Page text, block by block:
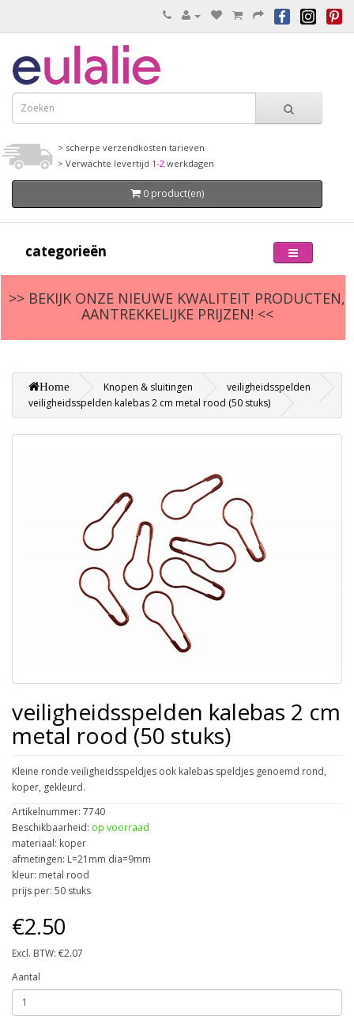
> scherpe verzendkosten tarieven
> Verwachte levertijd 1-2 werkdagen
0 product(en)
categorieën
>> BEKIJK ONZE NIEUWE KWALITEIT PRODUCTEN,
AANTREKKELIJKE PRIJZEN! <<
Home Knopen & sluitingen
veiligheidsspelden
veiligheidsspelden kalebas 2 cm metal rood (50 stuks)
veiligheidsspelden kalebas 2 cm
metal rood (50 stuks)
Kleine ronde veiligheidsspeldjes ook kalebas speldjes genoemd rond,
koper, gekleurd.
Artikelnummer: 7740
Beschikbaarheid: op voorraad
materiaal: koper
afmetingen: L=21mm dia=9mm
kleur: metal rood
prijs per: 50 stuks
€2.50
Excl. BTW: €2.07
Aantal